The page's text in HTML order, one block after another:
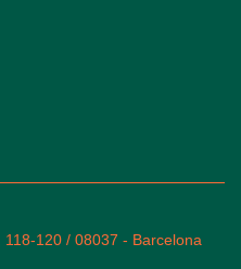
120 / 08037 - Barcelona